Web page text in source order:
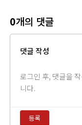
0개의 댓글
댓글 작성
등록